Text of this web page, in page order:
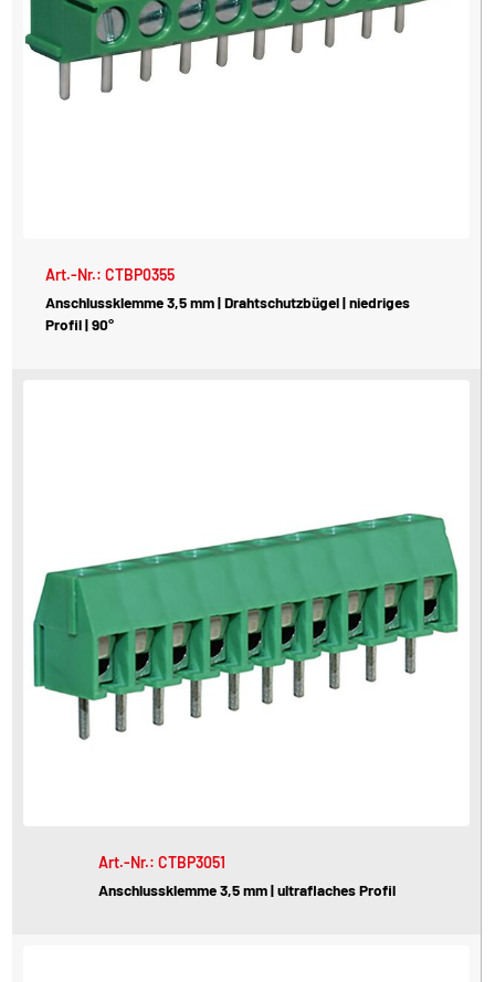
Art.-Nr.: CTBP0355
Anschlussklemme 3,5 mm | Drahtschutzbügel | niedriges
Profil | 90°
Art.-Nr.: CTBP3051
Anschlussklemme 3,5 mm | ultraflaches Profil